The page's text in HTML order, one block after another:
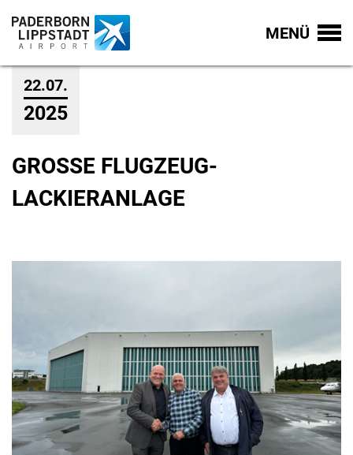
MENÜ
22.07.
2025
GROSSE FLUGZEUG-L
ACKIERANLAGE